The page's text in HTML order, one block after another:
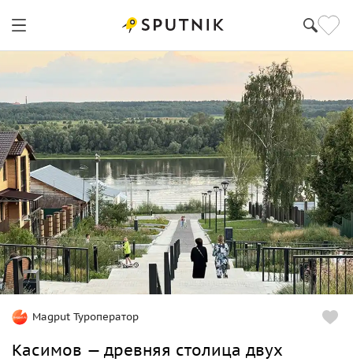
Magput Туроператор
Касимов — древняя столица двух